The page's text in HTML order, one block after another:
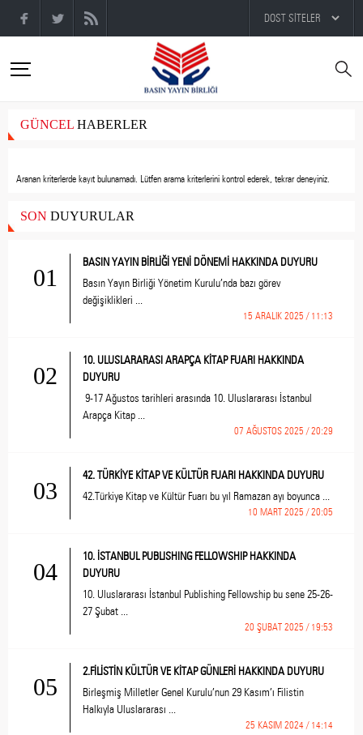
GÜNCEL HABERLER
Aranan kriterlerde kayıt bulunamadı. Lütfen arama kriterlerini kontrol ederek, tekrar deneyiniz.
SON DUYURULAR
01
BASIN YAYIN BİRLİĞİ YENİ DÖNEMİ HAKKINDA DUYURU
Basın Yayın Birliği Yönetim Kurulu’nda bazı görev
değişiklikleri ...
15 ARALIK 2025 / 11:13
02
10. ULUSLARARASI ARAPÇA KİTAP FUARI HAKKINDA
DUYURU
9-17 Ağustos tarihleri arasında 10. Uluslararası İstanbul
Arapça Kitap ...
07 AĞUSTOS 2025 / 20:29
03
42. TÜRKİYE KİTAP VE KÜLTÜR FUARI HAKKINDA DUYURU
42.Türkiye Kitap ve Kültür Fuarı bu yıl Ramazan ayı boyunca ...
10 MART 2025 / 20:05
04
10. İSTANBUL PUBLISHING FELLOWSHIP HAKKINDA
DUYURU
10. Uluslararası İstanbul Publishing Fellowship bu sene 25-26-
27 Şubat ...
20 ŞUBAT 2025 / 19:53
05
2.FİLİSTİN KÜLTÜR VE KİTAP GÜNLERİ HAKKINDA DUYURU
Birleşmiş Milletler Genel Kurulu’nun 29 Kasım’ı Filistin
Halkıyla Uluslararası ...
25 KASIM 2024 / 14:14